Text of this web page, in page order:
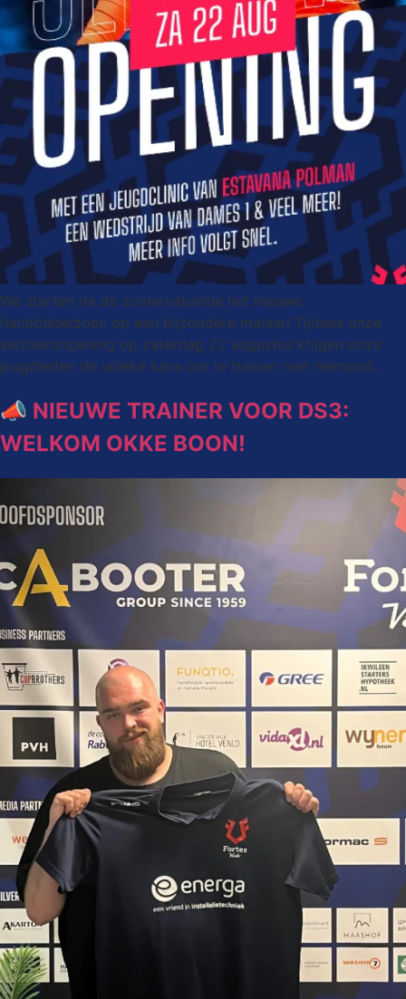
We starten na de zomervakantie het nieuwe
handbalseizoen op een bijzondere manier! Tijdens onze
seizoensopening op zaterdag 22 augustus krijgen onze
jeugdleden de unieke kans om te trainen met niemand…
📣 NIEUWE TRAINER VOOR DS3:
WELKOM OKKE BOON!